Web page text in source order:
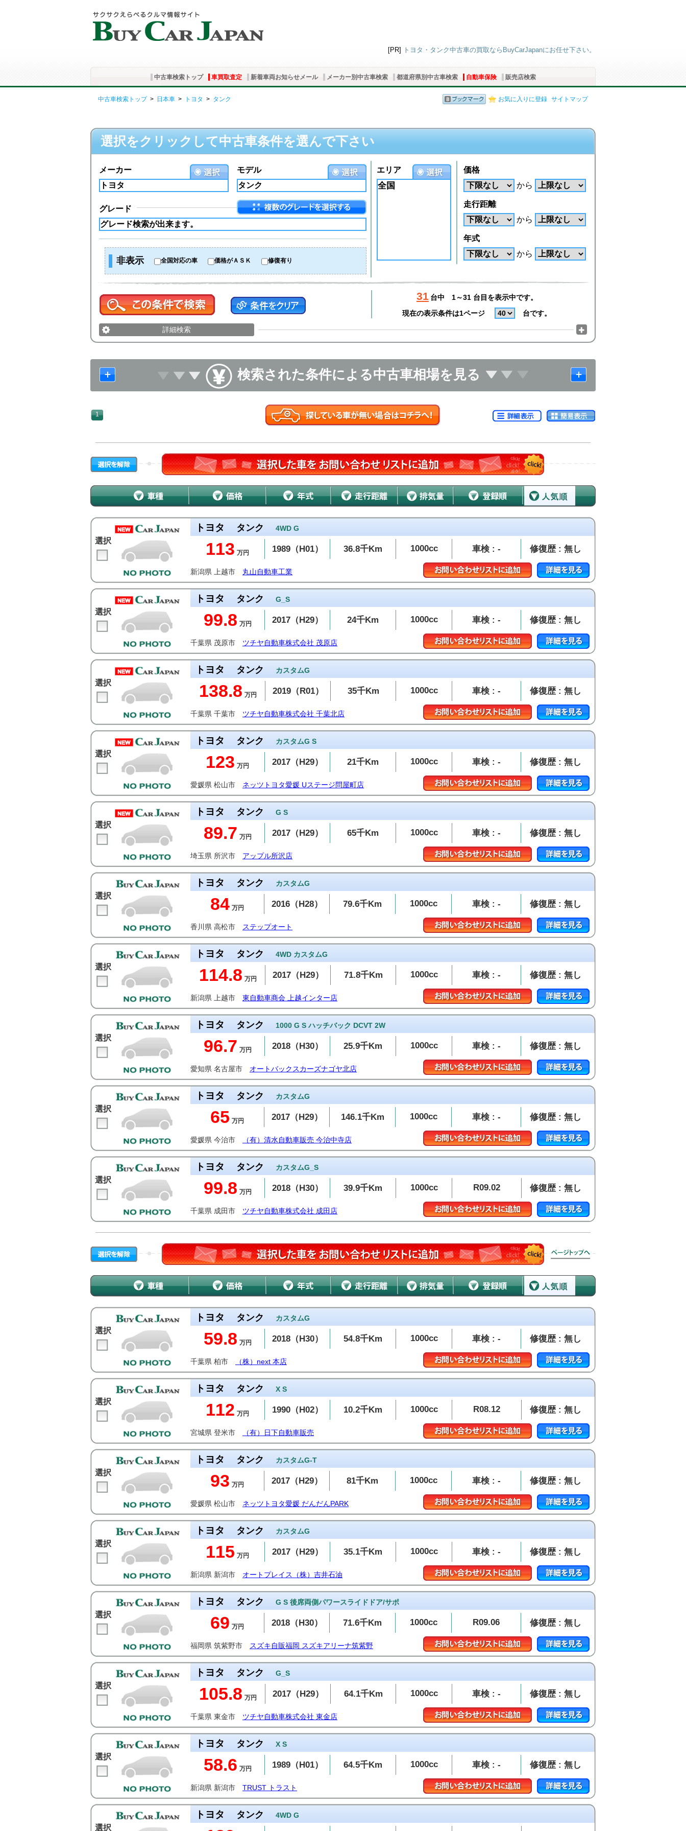
[PR] トヨタ・タンク中古車の買取ならBuyCarJapanにお任せ下さい。
中古車検索トップ 車買取査定 新着車両お知らせメール メーカー別中古車検索 都道府県別中古車検索 自動車保険 販売店検索
お気に入りに登録 サイトマップ
中古車検索トップ> 日本車 > トヨタ > タンク
選択をクリックして中古車条件を選んで下さい
モデル
メーカー
グレード
非表示 全国対応の車 価格がＡＳＫ 修復有り
エリア
全国
価格
から
走行距離
から
年式
から
31 台中
1～31 台目を表示中です。
現在の表示条件は1ページ
台です。
詳細検索
検索された条件による中古車相場を見る
1
選択
トヨタ タンク 4WD G
113 万円 1989（H01） 36.8千Km 1000cc 車検 : - 修復歴 : 無し
新潟県 上越市 丸山自動車工業
選択
トヨタ タンク G_S
99.8 万円 2017（H29） 24千Km 1000cc 車検 : - 修復歴 : 無し
千葉県 茂原市 ツチヤ自動車株式会社 茂原店
選択
トヨタ タンク カスタムG
138.8 万円 2019（R01） 35千Km 1000cc 車検 : - 修復歴 : 無し
千葉県 千葉市 ツチヤ自動車株式会社 千葉北店
選択
トヨタ タンク カスタムG S
123 万円 2017（H29） 21千Km 1000cc 車検 : - 修復歴 : 無し
愛媛県 松山市 ネッツトヨタ愛媛 Uステージ問屋町店
選択
トヨタ タンク G S
89.7 万円 2017（H29） 65千Km 1000cc 車検 : - 修復歴 : 無し
埼玉県 所沢市 アップル所沢店
選択
トヨタ タンク カスタムG
84 万円 2016（H28） 79.6千Km 1000cc 車検 : - 修復歴 : 無し
香川県 高松市 ステップオート
選択
トヨタ タンク 4WD カスタムG
114.8 万円 2017（H29） 71.8千Km 1000cc 車検 : - 修復歴 : 無し
新潟県 上越市 東自動車商会 上越インター店
選択
トヨタ タンク 1000 G S ハッチバック DCVT 2W
96.7 万円 2018（H30） 25.9千Km 1000cc 車検 : - 修復歴 : 無し
愛知県 名古屋市 オートバックスカーズナゴヤ北店
選択
トヨタ タンク カスタムG
65 万円 2017（H29） 146.1千Km 1000cc 車検 : - 修復歴 : 無し
愛媛県 今治市 （有）清水自動車販売 今治中寺店
選択
トヨタ タンク カスタムG_S
99.8 万円 2018（H30） 39.9千Km 1000cc R09.02 修復歴 : 無し
千葉県 成田市 ツチヤ自動車株式会社 成田店
選択
トヨタ タンク カスタムG
59.8 万円 2018（H30） 54.8千Km 1000cc 車検 : - 修復歴 : 無し
千葉県 柏市 （株）next 本店
選択
トヨタ タンク X S
112 万円 1990（H02） 10.2千Km 1000cc R08.12 修復歴 : 無し
宮城県 登米市 （有）日下自動車販売
選択
トヨタ タンク カスタムG-T
93 万円 2017（H29） 81千Km 1000cc 車検 : - 修復歴 : 無し
愛媛県 松山市 ネッツトヨタ愛媛 だんだんPARK
選択
トヨタ タンク カスタムG
115 万円 2017（H29） 35.1千Km 1000cc 車検 : - 修復歴 : 無し
新潟県 新潟市 オートプレイス（株）吉井石油
選択
トヨタ タンク G S 後席両側パワースライドドア/サポ
69 万円 2018（H30） 71.6千Km 1000cc R09.06 修復歴 : 無し
福岡県 筑紫野市 スズキ自販福岡 スズキアリーナ筑紫野
選択
トヨタ タンク G_S
105.8 万円 2017（H29） 64.1千Km 1000cc 車検 : - 修復歴 : 無し
千葉県 東金市 ツチヤ自動車株式会社 東金店
選択
トヨタ タンク X S
58.6 万円 1989（H01） 64.5千Km 1000cc 車検 : - 修復歴 : 無し
新潟県 新潟市 TRUST トラスト
選択
トヨタ タンク 4WD G